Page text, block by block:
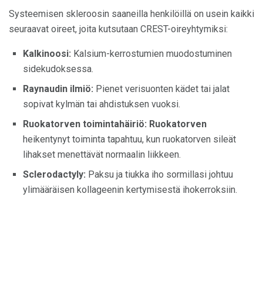
Systeemisen skleroosin saaneilla henkilöillä on usein kaikki
seuraavat oireet, joita kutsutaan CREST-oireyhtymiksi:
Kalkinoosi: Kalsium-kerrostumien muodostuminen
sidekudoksessa.
Raynaudin ilmiö: Pienet verisuonten kädet tai jalat
sopivat kylmän tai ahdistuksen vuoksi.
Ruokatorven toimintahäiriö: Ruokatorven
heikentynyt toiminta tapahtuu, kun ruokatorven sileät
lihakset menettävät normaalin liikkeen.
Sclerodactyly: Paksu ja tiukka iho sormillasi johtuu
ylimääräisen kollageenin kertymisestä ihokerroksiin.